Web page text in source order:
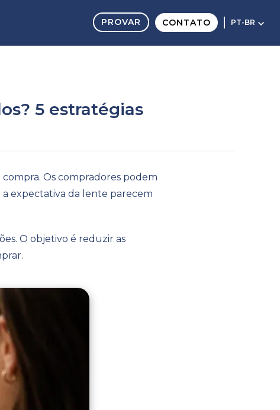
CONTATO
PROVAR PT-BR
5 estratégias
Os compradores podem
expectativa da lente parecem
O objetivo é reduzir as